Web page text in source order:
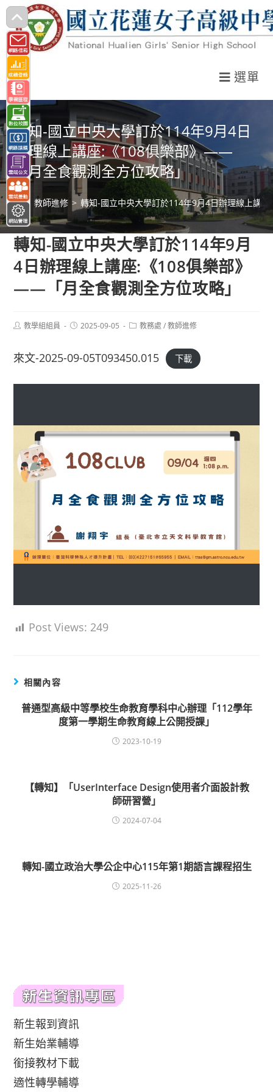
跳
轉
至
主
要
內
容
選單
轉知-國立中央大學訂於114年9月4日
辦理線上講座:《108俱樂部》——
「月全食觀測全方位攻略」
> 教師進修 > 轉知-國立中央大學訂於114年9月4日辦理線上講
轉知-國立中央大學訂於114年9月
4日辦理線上講座:《108俱樂部》
——「月全食觀測全方位攻略」
Post教學組組員
Post2025-09-05
Post教務處 / 教師進修
來文-2025-09-05T093450.015 下載
Post Views: 249
相關內容
普通型高級中等學校生命教育學科中心辦理「112學年
度第一學期生命教育線上公開授課」
2023-10-19
【轉知】「UserInterface Design使用者介面設計教
師研習營」
2024-07-04
轉知-國立政治大學公企中心115年第1期語言課程招生
2025-11-26
新生報到資訊
新生始業輔導
銜接教材下載
適性轉學輔導